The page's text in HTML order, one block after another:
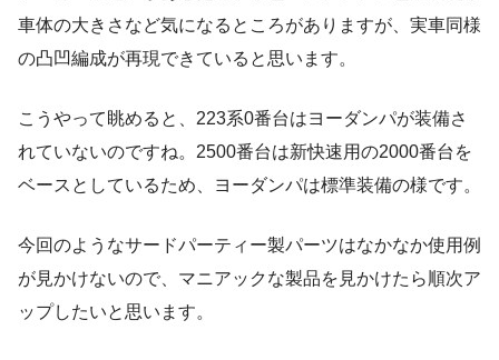
車体の大きさなど気になるところがありますが、実車同様
の凸凹編成が再現できていると思います。
こうやって眺めると、223系0番台はヨーダンパが装備さ
れていないのですね。2500番台は新快速用の2000番台を
ベースとしているため、ヨーダンパは標準装備の様です。
今回のようなサードパーティー製パーツはなかなか使用例
が見かけないので、マニアックな製品を見かけたら順次ア
ップしたいと思います。